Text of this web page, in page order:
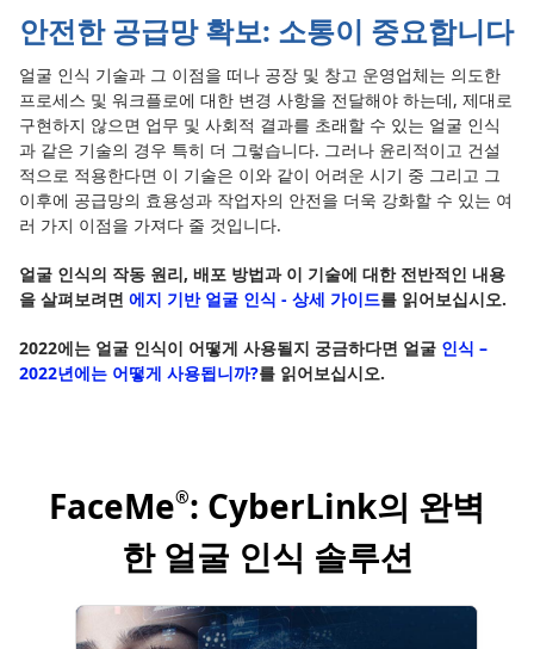
안전한 공급망 확보: 소통이 중요합니다
얼굴 인식 기술과 그 이점을 떠나 공장 및 창고 운영업체는 의도한
프로세스 및 워크플로에 대한 변경 사항을 전달해야 하는데, 제대로
구현하지 않으면 업무 및 사회적 결과를 초래할 수 있는 얼굴 인식
과 같은 기술의 경우 특히 더 그렇습니다. 그러나 윤리적이고 건설
적으로 적용한다면 이 기술은 이와 같이 어려운 시기 중 그리고 그
이후에 공급망의 효용성과 작업자의 안전을 더욱 강화할 수 있는 여
러 가지 이점을 가져다 줄 것입니다.
얼굴 인식의 작동 원리, 배포 방법과 이 기술에 대한 전반적인 내용
을 살펴보려면에지 기반 얼굴 인식 - 상세 가이드를 읽어보십시오.
2022에는 얼굴 인식이 어떻게 사용될지 궁금하다면 얼굴 인식 –
2022년에는 어떻게 사용됩니까?를 읽어보십시오.
FaceMe®: CyberLink의 완벽
한 얼굴 인식 솔루션